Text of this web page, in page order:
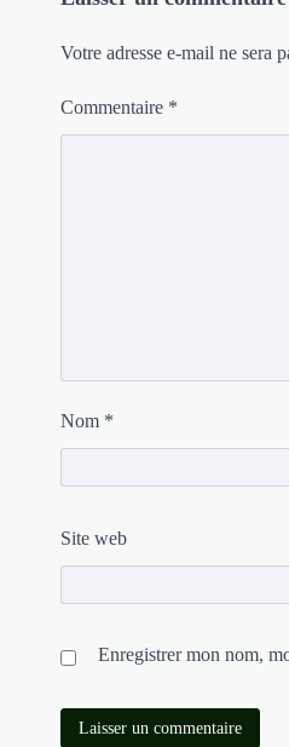
Votre adresse e-mail ne sera
Commentaire *
Nom *
Site web
Enregistrer mon nom,